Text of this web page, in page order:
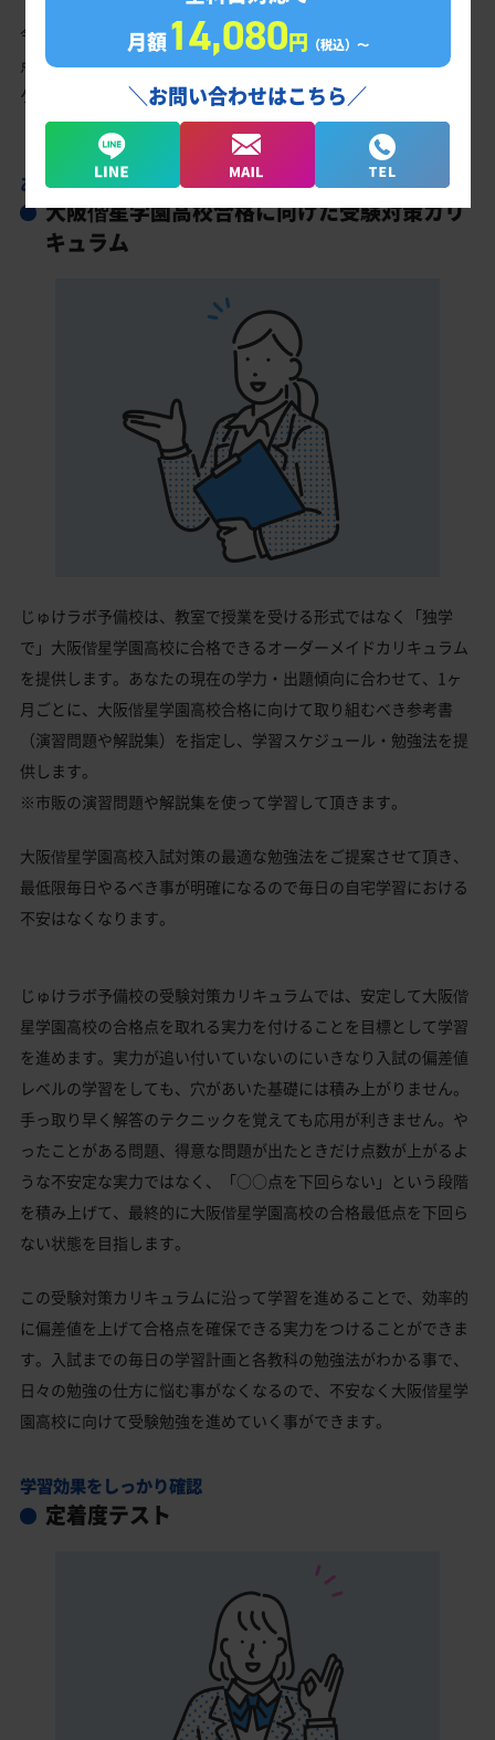
今の成績・偏差値から大阪偕星学園高校の入試で確実に合格最低
点以上を取る、余裕を持って合格点を取るための勉強法、学習ス
ケジュールを明確にします。
あなただけの学習計画だから成果が出る！
大阪偕星学園高校合格に向けた受験対策カリ
キュラム
じゅけラボ予備校は、教室で授業を受ける形式ではなく「独学
で」大阪偕星学園高校に合格できるオーダーメイドカリキュラム
を提供します。あなたの現在の学力・出題傾向に合わせて、1ヶ
月ごとに、大阪偕星学園高校合格に向けて取り組むべき参考書
（演習問題や解説集）を指定し、学習スケジュール・勉強法を提
供します。
※市販の演習問題や解説集を使って学習して頂きます。
大阪偕星学園高校入試対策の最適な勉強法をご提案させて頂き、
最低限毎日やるべき事が明確になるので毎日の自宅学習における
不安はなくなります。
じゅけラボ予備校の受験対策カリキュラムでは、安定して大阪偕
星学園高校の合格点を取れる実力を付けることを目標として学習
を進めます。実力が追い付いていないのにいきなり入試の偏差値
レベルの学習をしても、穴があいた基礎には積み上がりません。
手っ取り早く解答のテクニックを覚えても応用が利きません。や
ったことがある問題、得意な問題が出たときだけ点数が上がるよ
うな不安定な実力ではなく、「○○点を下回らない」という段階
を積み上げて、最終的に大阪偕星学園高校の合格最低点を下回ら
ない状態を目指します。
この受験対策カリキュラムに沿って学習を進めることで、効率的
に偏差値を上げて合格点を確保できる実力をつけることができま
す。入試までの毎日の学習計画と各教科の勉強法がわかる事で、
日々の勉強の仕方に悩む事がなくなるので、不安なく大阪偕星学
園高校に向けて受験勉強を進めていく事ができます。
学習効果をしっかり確認
定着度テスト
月額14,080円 （税込）〜
＼お問い合わせはこちら／